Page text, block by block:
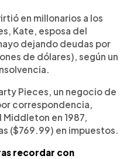
en millonarios a los
Kate, esposa del
dejando deudas por
de dólares), según un
Pieces, un negocio de
correspondencia,
en 1987,
($769.99) en impuestos.
recordar con